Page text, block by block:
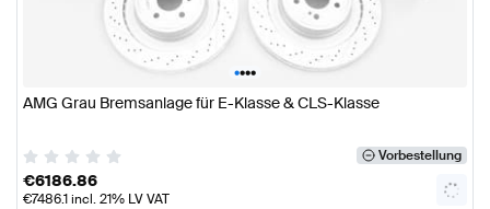
••••
AMG Grau Bremsanlage für E-Klasse & CLS-Klasse
Vorbestellung
€6186.86
€7486.1incl. 21% LV VAT